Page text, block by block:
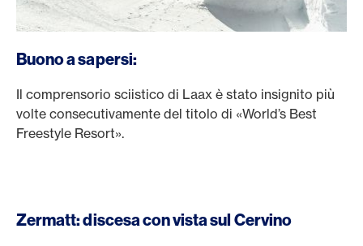
Buono a sapersi:
Il comprensorio sciistico di Laax è stato insignito più
volte consecutivamente del titolo di «World’s Best
Freestyle Resort».
Zermatt: discesa con vista sul Cervino